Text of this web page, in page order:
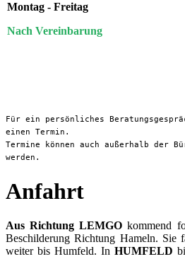
Montag - Freitag
Nach Vereinbarung
Für ein persönliches
einen Termin.
Termine können auch außerhalb der
werden.
Anfahrt
Aus Richtung LEMGO kommend
Beschilderung Richtung Hameln. Sie
weiter bis Humfeld. In HUMFELD